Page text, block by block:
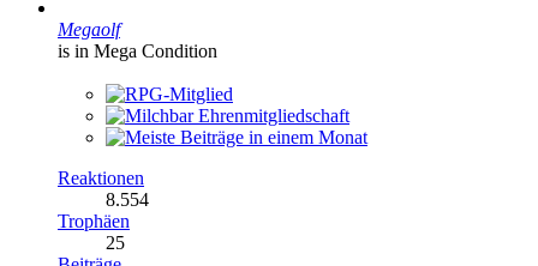
Megaolf
is in Mega Condition
Reaktionen
8.554
Trophäen
25